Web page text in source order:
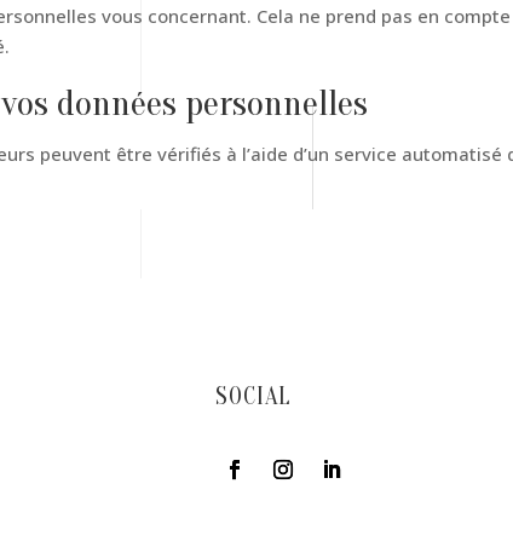
vous concernant. Cela ne prend pas en
données personnelles
peuvent être vérifiés à l’aide d’un service
SOCIAL